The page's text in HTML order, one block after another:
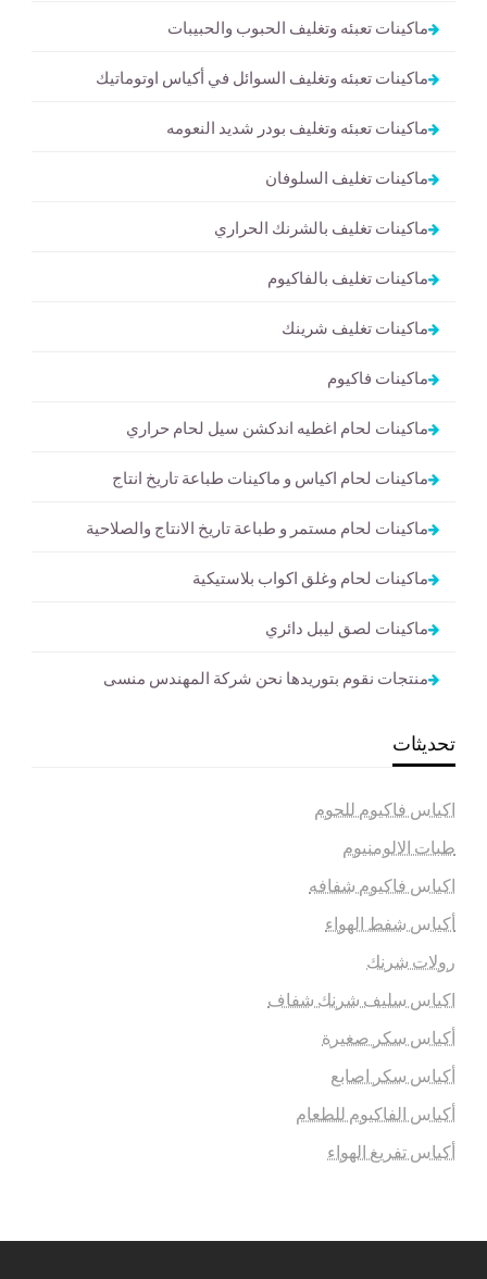
ماكينات تعبئه وتغليف الحبوب والحبيبات
ماكينات تعبئه وتغليف السوائل في أكياس اوتوماتيك
ماكينات تعبئه وتغليف بودر شديد النعومه
ماكينات تغليف السلوفان
ماكينات تغليف بالشرنك الحراري
ماكينات تغليف بالفاكيوم
ماكينات تغليف شرينك
ماكينات فاكيوم
ماكينات لحام اغطيه اندكشن سيل لحام حراري
ماكينات لحام اكياس و ماكينات طباعة تاريخ انتاج
ماكينات لحام مستمر و طباعة تاريخ الانتاج والصلاحية
ماكينات لحام وغلق اكواب بلاستيكية
ماكينات لصق ليبل دائري
منتجات نقوم بتوريدها نحن شركة المهندس منسى
تحديثات
اكياس فاكيوم للحوم
طبات الالومنيوم
اكياس فاكيوم شفافه
أكياس شفط الهواء
رولات شرنك
اكياس سليف شرنك شفاف
أكياس سكر صغيرة
أكياس سكر اصابع
أكياس الفاكيوم للطعام
أكياس تفريغ الهواء